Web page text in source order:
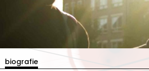
biografie